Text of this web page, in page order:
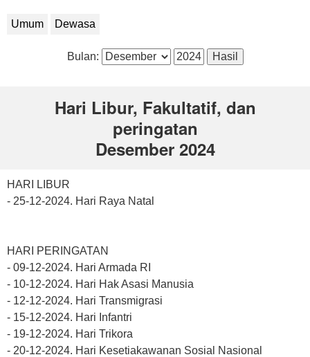
Umum Dewasa
Bulan:
Hari Libur, Fakultatif, dan
peringatan
Desember 2024
HARI LIBUR
- 25-12-2024. Hari Raya Natal
HARI PERINGATAN
- 09-12-2024. Hari Armada RI
- 10-12-2024. Hari Hak Asasi Manusia
- 12-12-2024. Hari Transmigrasi
- 15-12-2024. Hari Infantri
- 19-12-2024. Hari Trikora
- 20-12-2024. Hari Kesetiakawanan Sosial Nasional